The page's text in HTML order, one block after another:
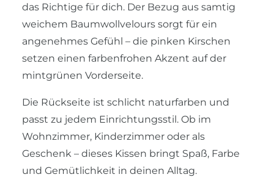
das Richtige für dich. Der Bezug aus samtig
weichem Baumwollvelours sorgt für ein
angenehmes Gefühl – die pinken Kirschen
setzen einen farbenfrohen Akzent auf der
mintgrünen Vorderseite.
Die Rückseite ist schlicht naturfarben und
passt zu jedem Einrichtungsstil. Ob im
Wohnzimmer, Kinderzimmer oder als
Geschenk – dieses Kissen bringt Spaß, Farbe
und Gemütlichkeit in deinen Alltag.